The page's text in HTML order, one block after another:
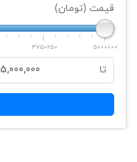
قیمت (تومان)
3750250 5000000
تا 5,000,000